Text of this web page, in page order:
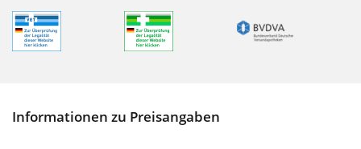
Informationen zu Preisangaben